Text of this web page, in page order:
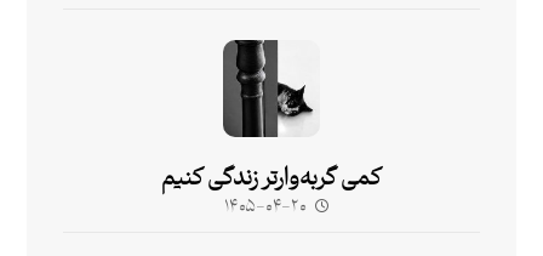
کمی گربه‌وارتر زندگی کنیم
۱۴۰۵-۰۴-۲۰